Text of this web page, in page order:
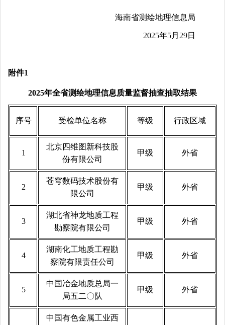
海南省测绘地理信息局
2025年5月29日
附件1
2025年全省测绘地理信息质量监督抽查抽取结果
序号 受检单位名称 等级 行政区域
1
北京四维图新科技股
份有限公司
甲级 外省
2
苍穹数码技术股份有
限公司
甲级 外省
3
湖北省神龙地质工程
勘察院有限公司
甲级 外省
4
湖南化工地质工程勘
察院有限责任公司
甲级 外省
5
中国冶金地质总局一
局五二〇队
甲级 外省
中国有色金属工业西